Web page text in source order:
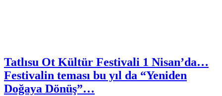
Tatlısu Ot Kültür Festivali 1 Nisan’da…
Festivalin teması bu yıl da “Yeniden
Doğaya Dönüş”…